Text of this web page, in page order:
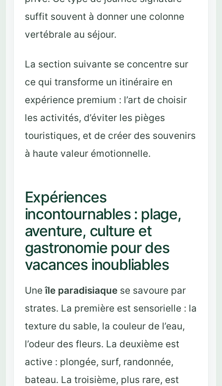
suffit souvent à donner une colonne
vertébrale au séjour.
La section suivante se concentre sur
ce qui transforme un itinéraire en
expérience premium : l’art de choisir
les activités, d’éviter les pièges
touristiques, et de créer des souvenirs
à haute valeur émotionnelle.
Expériences
incontournables : plage,
aventure, culture et
gastronomie pour des
vacances inoubliables
Uneîle paradisiaquese savoure par
strates. La première est sensorielle : la
texture du sable, la couleur de l’eau,
l’odeur des fleurs. La deuxième est
active : plongée, surf, randonnée,
bateau. La troisième, plus rare, est